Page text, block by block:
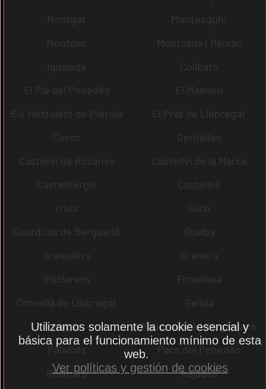
Montgat
Montesquiu
Montclar
Montcada i Reixac
Igualada
Collbató
El Pla del Penedès
El Masnou
Els Hostalets de Pierola
El Prat de Llobregat
Cercs
Centelles
Castellví de Rosanes
Castellví de la Marca
Castellterçol
Castellolí
rrius
Gurb
Guardiola de Berguedà
Gualba
Granollers
Granera
Gisclareny
Fonollosa
Cornellà de Llobregat
Gelida
Navas
Palau-solità i Plegamans
Palafolls
Pacs del Penedès
Rellinars
Rajadell
Utilizamos solamente la cookie esencial y
básica para el funcionamiento mínimo de esta
web.
Ver políticas y gestión de cookies